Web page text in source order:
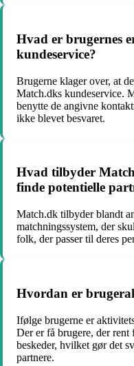
Hvad er brugernes
kundeservice?
Brugerne klager over, at
Match.dks kundeservice.
benytte de angivne
ikke blevet besvaret.
Hvad tilbyder
finde potentielle
Match.dk tilbyder blandt
matchningssystem, der
folk, der passer til deres
Hvordan er
Ifølge brugerne er
Der er få brugere, der
beskeder, hvilket gør det
partnere.